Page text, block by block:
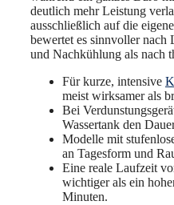
deutlich mehr Leistung
ausschließlich auf die
bewertet es sinnvoller
und Nachkühlung als nach
Für kurze, intensive
meist wirksamer als
Bei
Wassertank den
Modelle mit
an Tagesform und
Eine reale Laufzeit
wichtiger als ein
Minuten.